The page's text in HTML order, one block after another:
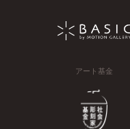
アート基金